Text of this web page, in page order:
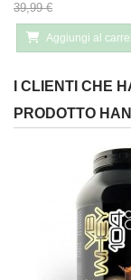
39,99 €
Aggiungi al
I CLIENTI CHE
PRODOTTO